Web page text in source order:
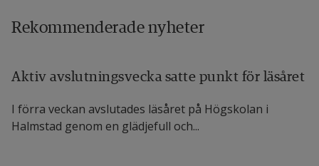
Rekommenderade nyheter
Aktiv avslutningsvecka satte punkt för läsåret
I förra veckan avslutades läsåret på Högskolan i
Halmstad genom en glädjefull och...